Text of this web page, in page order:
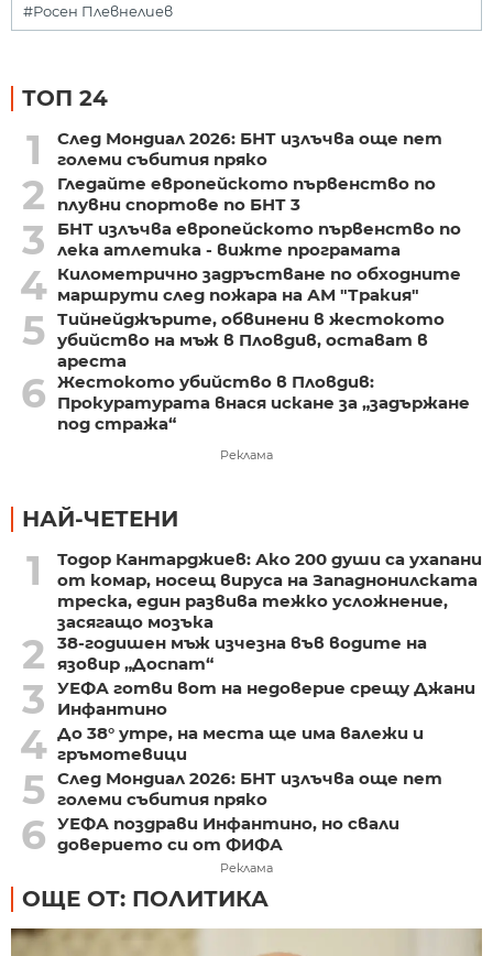
#Росен Плевнелиев
ТОП 24
1
След Мондиал 2026: БНТ излъчва още пет
големи събития пряко
2
Гледайте европейското първенство по
плувни спортове по БНТ 3
3
БНТ излъчва европейското първенство по
лека атлетика - вижте програмата
4 Километрично задръстване по обходните
маршрути след пожара на АМ "Тракия"
5 Тийнейджърите, обвинени в жестокото
убийство на мъж в Пловдив, остават в
ареста
6 Жестокото убийство в Пловдив:
Прокуратурата внася искане за „задържане
под стража“
Реклама
НАЙ-ЧЕТЕНИ
1
Тодор Кантарджиев: Ако 200 души са ухапани
от комар, носещ вируса на Западнонилската
треска, един развива тежко усложнение,
засягащо мозъка
2
38-годишен мъж изчезна във водите на
язовир „Доспат“
3
УЕФА готви вот на недоверие срещу Джани
Инфантино
4 До 38° утре, на места ще има валежи и
гръмотевици
5 След Мондиал 2026: БНТ излъчва още пет
големи събития пряко
6 УЕФА поздрави Инфантино, но свали
доверието си от ФИФА
Реклама
ОЩЕ ОТ: ПОЛИТИКА